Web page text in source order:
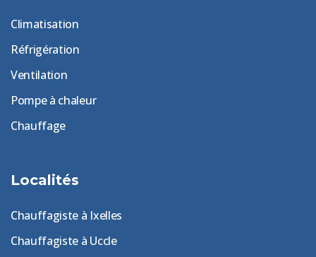
Climatisation
Réfrigération
Ventilation
Pompe à chaleur
Chauffage
Localités
Chauffagiste à Ixelles
Chauffagiste à Uccle